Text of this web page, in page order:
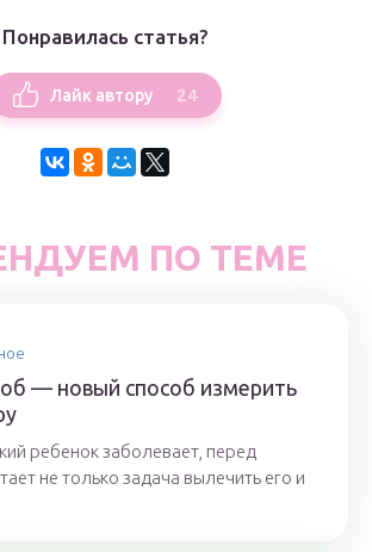
Понравилась статья?
Лайк автору 24
ПО ТЕМЕ
— новый способ измерить
ребенок заболевает, перед
не только задача вылечить его и